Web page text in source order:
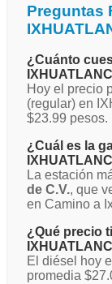
Preguntas
¿Cuánto
Hoy el precio
(regular) en
$23.99 pesos.
¿Cuál es la
La estación
de C.V., que
en Camino a
¿Qué precio
El diésel hoy
promedia